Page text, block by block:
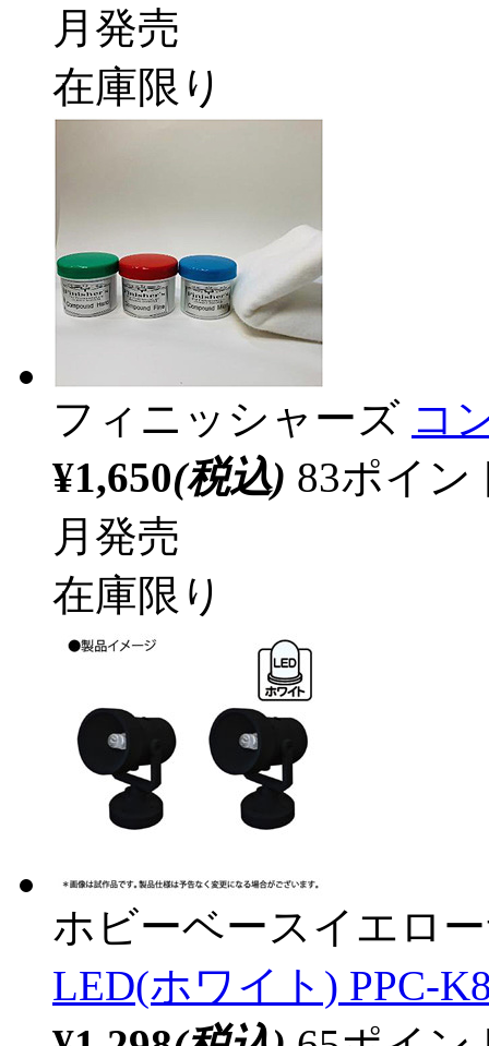
月発売
在庫限り
フィニッシャーズ コ
¥1,650(税込) 83ポイ
月発売
在庫限り
ホビーベースイエロ
LED(ホワイト) PPC-